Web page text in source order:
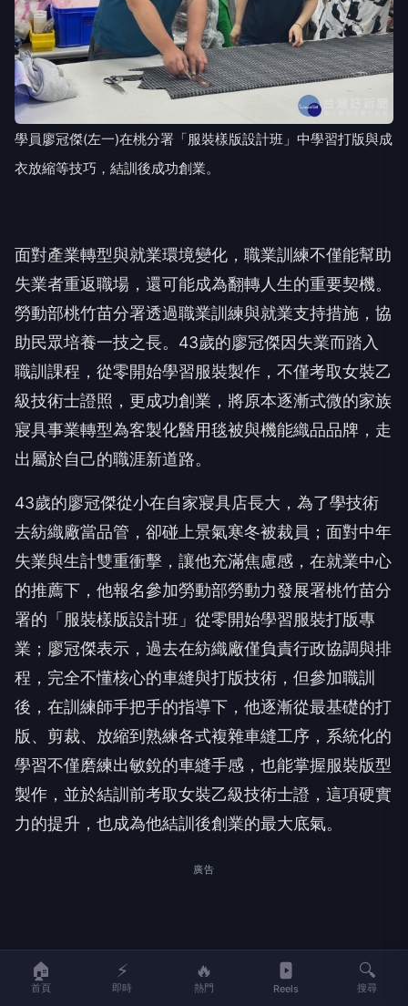
學員廖冠傑(左一)在桃分署「服裝樣版設計班」中學習打版與成
衣放縮等技巧，結訓後成功創業。
面對產業轉型與就業環境變化，職業訓練不僅能幫助
失業者重返職場，還可能成為翻轉人生的重要契機。
勞動部桃竹苗分署透過職業訓練與就業支持措施，協
助民眾培養一技之長。43歲的廖冠傑因失業而踏入
職訓課程，從零開始學習服裝製作，不僅考取女裝乙
級技術士證照，更成功創業，將原本逐漸式微的家族
寢具事業轉型為客製化醫用毯被與機能織品品牌，走
出屬於自己的職涯新道路。
43歲的廖冠傑從小在自家寢具店長大，為了學技術
去紡織廠當品管，卻碰上景氣寒冬被裁員；面對中年
失業與生計雙重衝擊，讓他充滿焦慮感，在就業中心
的推薦下，他報名參加勞動部勞動力發展署桃竹苗分
署的「服裝樣版設計班」從零開始學習服裝打版專
業；廖冠傑表示，過去在紡織廠僅負責行政協調與排
程，完全不懂核心的車縫與打版技術，但參加職訓
後，在訓練師手把手的指導下，他逐漸從最基礎的打
版、剪裁、放縮到熟練各式複雜車縫工序，系統化的
學習不僅磨練出敏銳的車縫手感，也能掌握服裝版型
製作，並於結訓前考取女裝乙級技術士證，這項硬實
力的提升，也成為他結訓後創業的最大底氣。
廣告
🏠
首頁
⚡
即時
🔥
熱門 Reels
🔍
搜尋